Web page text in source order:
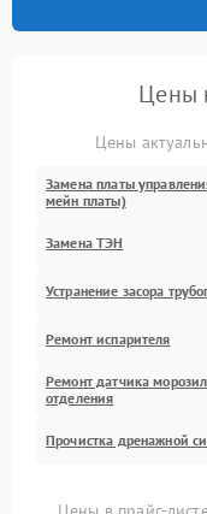
Цены
Цены
Замена платы
мейн платы)
Замена ТЭН
Устранение засора
Ремонт испарителя
Ремонт датчика
отделения
Прочистка дренажной